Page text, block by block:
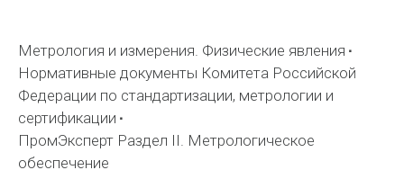
Метрология и измерения. Физические явления
Нормативные документы Комитета Российской
Федерации по стандартизации, метрологии и
сертификации
ПромЭксперт Раздел II. Метрологическое
обеспечение